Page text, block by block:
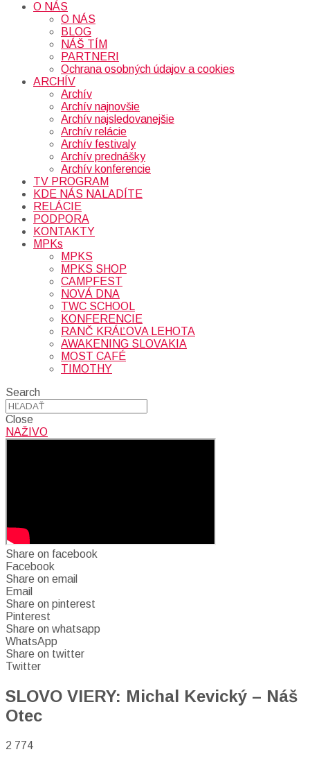
O NÁS
O NÁS
BLOG
NÁŠ TÍM
PARTNERI
Ochrana osobných údajov a cookies
ARCHÍV
Archív
Archív najnovšie
Archív najsledovanejšie
Archív relácie
Archív festivaly
Archív prednášky
Archív konferencie
TV PROGRAM
KDE NÁS NALADÍTE
RELÁCIE
PODPORA
KONTAKTY
MPKs
MPKS
MPKS SHOP
CAMPFEST
NOVÁ DNA
TWC SCHOOL
KONFERENCIE
RANČ KRÁĽOVA LEHOTA
AWAKENING SLOVAKIA
MOST CAFÉ
TIMOTHY
Search
Close
NAŽIVO
Share on facebook
Facebook
Share on email
Email
Share on pinterest
Pinterest
Share on whatsapp
WhatsApp
Share on twitter
Twitter
SLOVO VIERY: Michal Kevický – Náš
Otec
2 774